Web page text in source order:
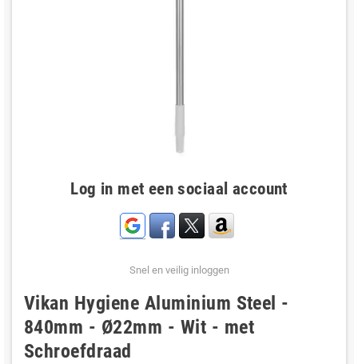
Log in met een sociaal account
Snel en veilig inloggen
Vikan Hygiene Aluminium Steel -
840mm - Ø22mm - Wit - met
Schroefdraad